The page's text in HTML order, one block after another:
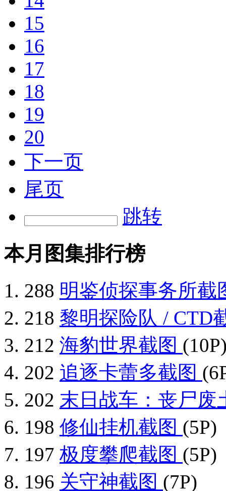
15
16
17
18
19
20
下一页
尾页
跳转
本月图集排行榜
288 明鉴侦探事务所截
218 黎明探险队 / CTD
212 海豹世界截图
202 追逐卡蕾多截图
202 末日战车：丧尸
198 修仙挂机截图 (5P)
197 极度攀爬截图 (5P)
196 关守神截图 (7P)